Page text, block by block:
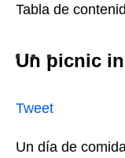
Tabla de
Un picnic
Tweet
Un día de